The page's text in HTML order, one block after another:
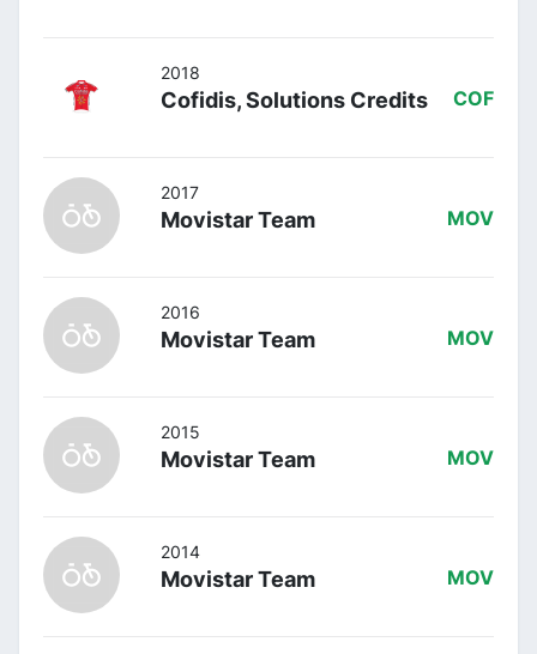
2018
Cofidis, Solutions Credits COF
2017
Movistar Team MOV
2016
Movistar Team MOV
2015
Movistar Team MOV
2014
Movistar Team MOV